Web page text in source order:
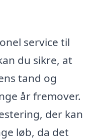
service til
du sikre, at
tand og
år fremover.
der kan
løb, da det